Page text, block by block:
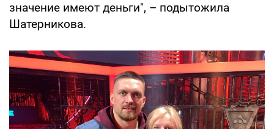
значение имеют деньги", – подытожила
Шатерникова.